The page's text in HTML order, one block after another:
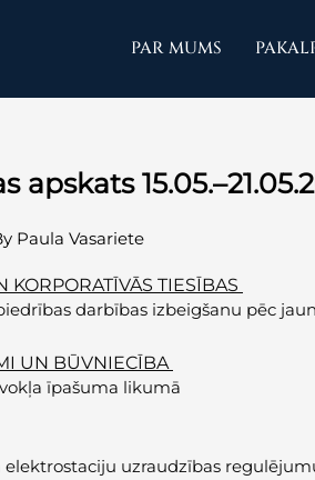
PAR MUMS
apskats
Paula Vasariete
KORPORATĪVĀS TIESĪBAS
darbības izbeigšanu pēc
UN BŪVNIECĪBA
īpašuma likumā
elektrostaciju uzraudzības